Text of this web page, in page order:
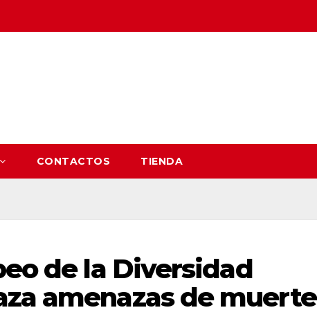
CONTACTOS TIENDA
de la Diversidad
amenazas de muerte